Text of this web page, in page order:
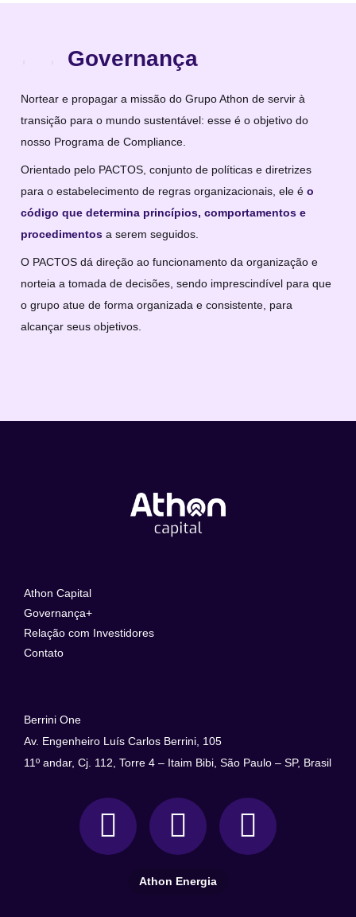
Governança
Nortear e propagar a missão do Grupo Athon de servir à
transição para o mundo sustentável: esse é o objetivo do
nosso Programa de Compliance.
Orientado pelo PACTOS, conjunto de políticas e diretrizes
para o estabelecimento de regras organizacionais, ele é o
código que determina princípios, comportamentos e
procedimentos a serem seguidos.
O PACTOS dá direção ao funcionamento da organização e
norteia a tomada de decisões, sendo imprescindível para que
o grupo atue de forma organizada e consistente, para
alcançar seus objetivos.
Athon Capital
Governança+
Relação com Investidores
Contato
Berrini One
Av. Engenheiro Luís Carlos Berrini, 105
11º andar, Cj. 112, Torre 4 – Itaim Bibi, São Paulo – SP, Brasil
Athon Energia